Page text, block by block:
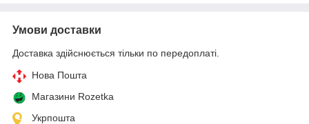
Умови доставки
Доставка здійснюється тільки по передоплаті.
Нова Пошта
Магазини Rozetka
Укрпошта